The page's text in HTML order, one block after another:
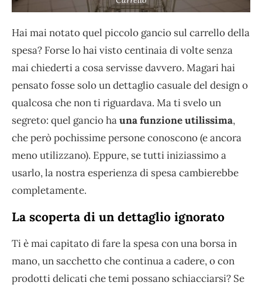
Hai mai notato quel piccolo gancio sul carrello della
spesa? Forse lo hai visto centinaia di volte senza
mai chiederti a cosa servisse davvero. Magari hai
pensato fosse solo un dettaglio casuale del design o
qualcosa che non ti riguardava. Ma ti svelo un
segreto: quel gancio hauna funzione utilissima,
che però pochissime persone conoscono (e ancora
meno utilizzano). Eppure, se tutti iniziassimo a
usarlo, la nostra esperienza di spesa cambierebbe
completamente.
La scoperta di un dettaglio ignorato
Ti è mai capitato di fare la spesa con una borsa in
mano, un sacchetto che continua a cadere, o con
prodotti delicati che temi possano schiacciarsi? Se